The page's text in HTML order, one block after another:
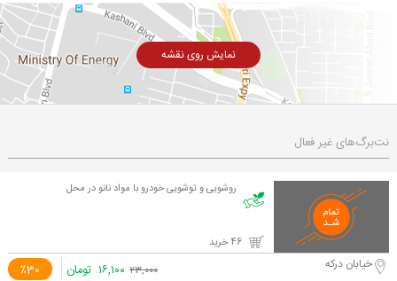
نمایش روی نقشه
نت‌برگ‌های غیر فعال
روشویی و توشویی خودرو با مواد نانو در محل
٪30 خیابان درکه ۲۳,۰۰۰ ۱۶,۱۰۰ تومان